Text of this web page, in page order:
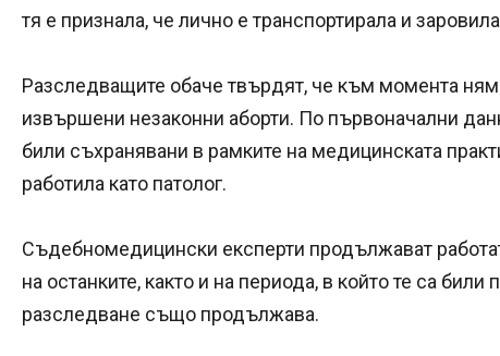
тя е признала, че лично е транспортирала и
Разследващите обаче твърдят, че към момента
извършени незаконни аборти. По първоначални
били съхранявани в рамките на медицинската
работила като патолог.
Съдебномедицински експерти продължават
на останките, както и на периода, в който те са били
разследване също продължава.